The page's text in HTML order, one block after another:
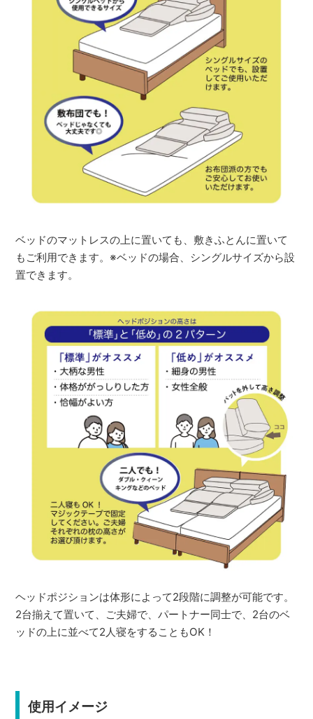
ベッドのマットレスの上に置いても、敷きふとんに置いて
もご利用できます。※ベッドの場合、シングルサイズから設
置できます。
ヘッドポジションは体形によって2段階に調整が可能です。
2台揃えて置いて、ご夫婦で、パートナー同士で、2台のベ
ッドの上に並べて2人寝をすることもOK！
使用イメージ